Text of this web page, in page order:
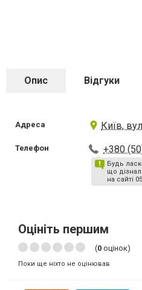
Опис Відгуки
Адреса Київ,
Телефон +380
Будь
що
на сайті
Оцініть першим
(0 оцінок)
Поки ще ніхто не оцінював